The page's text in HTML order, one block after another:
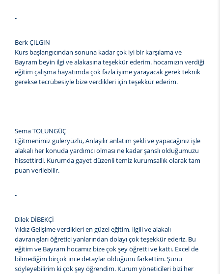
-
Berk ÇILGIN
Kurs başlangıcından sonuna kadar çok iyi bir karşılama ve
Bayram beyin ilgi ve alakasına teşekkür ederim. hocamızın verdiği
eğitim çalışma hayatımda çok fazla işime yarayacak gerek teknik
gerekse tecrübesiyle bize verdikleri için teşekkür ederim.
-
Sema TOLUNGÜÇ
Eğitmenimiz güleryüzlü, Anlaşılır anlatım şekli ve yapacağınız işle
alakalı her konuda yardımcı olması ne kadar şanslı olduğumuzu
hissettirdi. Kurumda gayet düzenli temiz kurumsallık olarak tam
puan verilebilir.
-
Dilek DİBEKÇİ
Yıldız Gelişime verdikleri en güzel eğitim, ilgili ve alakalı
davranışları öğretici yanlarından dolayı çok teşekkür ederiz. Bu
eğitim ve Bayram hocamız bize çok şey öğretti ve kattı. Excel de
bilmediğim birçok ince detaylar olduğunu farkettim. Şunu
söyleyebilirim ki çok şey öğrendim. Kurum yöneticileri bizi her